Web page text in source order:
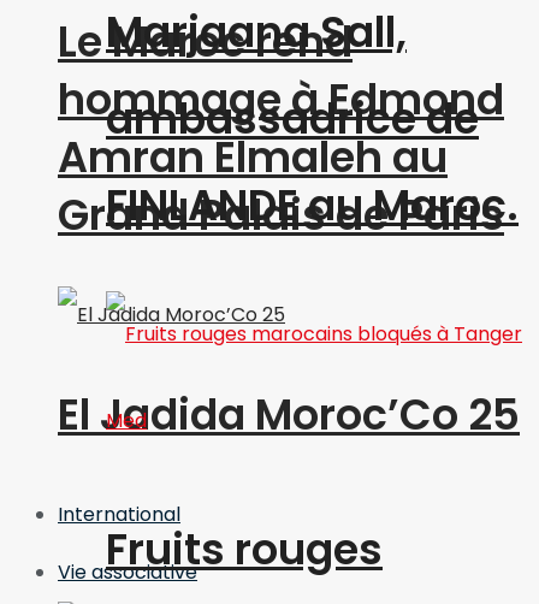
Le Maroc rend
hommage à Edmond
Amran Elmaleh au
Grand Palais de Paris
El Jadida Moroc’Co 25
International
Vie associative
Marjaana Sall,
ambassadrice de
FINLANDE au Maroc.
Fruits rouges